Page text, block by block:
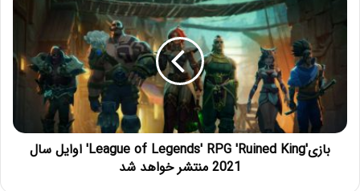
بازی'League of Legends' RPG 'Ruined King' اوایل سال
2021 منتشر خواهد شد